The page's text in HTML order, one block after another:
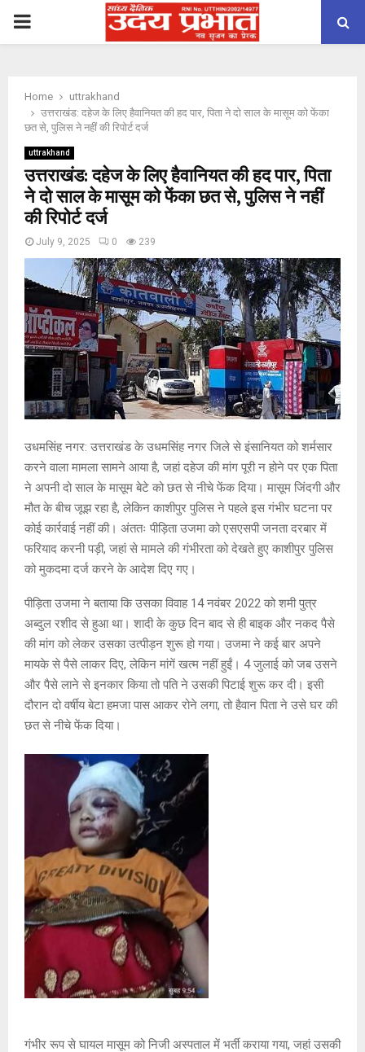
PRIMARY
Home
uttrakhand
उत्तराखंड: दहेज के लिए हैवानियत की हद पार, पिता ने दो साल के मासूम को फेंका
छत से, पुलिस ने नहीं की रिपोर्ट दर्ज
uttrakhand
उत्तराखंड: दहेज के लिए हैवानियत की हद पार, पिता
ने दो साल के मासूम को फेंका छत से, पुलिस ने नहीं
की रिपोर्ट दर्ज
July 9, 2025 0 239
उधमसिंह नगर: उत्तराखंड के उधमसिंह नगर जिले से इंसानियत को शर्मसार
करने वाला मामला सामने आया है, जहां दहेज की मांग पूरी न होने पर एक पिता
ने अपनी दो साल के मासूम बेटे को छत से नीचे फेंक दिया। मासूम जिंदगी और
मौत के बीच जूझ रहा है, लेकिन काशीपुर पुलिस ने पहले इस गंभीर घटना पर
कोई कार्रवाई नहीं की। अंततः पीड़िता उजमा को एसएसपी जनता दरबार में
फरियाद करनी पड़ी, जहां से मामले की गंभीरता को देखते हुए काशीपुर पुलिस
को मुकदमा दर्ज करने के आदेश दिए गए।
पीड़िता उजमा ने बताया कि उसका विवाह 14 नवंबर 2022 को शमी पुत्र
अब्दुल रशीद से हुआ था। शादी के कुछ दिन बाद से ही बाइक और नकद पैसे
की मांग को लेकर उसका उत्पीड़न शुरू हो गया। उजमा ने कई बार अपने
मायके से पैसे लाकर दिए, लेकिन मांगें खत्म नहीं हुईं। 4 जुलाई को जब उसने
और पैसे लाने से इनकार किया तो पति ने उसकी पिटाई शुरू कर दी। इसी
दौरान दो वर्षीय बेटा हमजा पास आकर रोने लगा, तो हैवान पिता ने उसे घर की
छत से नीचे फेंक दिया।
गंभीर रूप से घायल मासूम को निजी अस्पताल में भर्ती कराया गया, जहां उसकी